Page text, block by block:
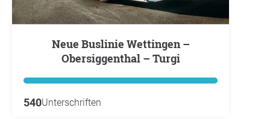
Neue Buslinie Wettingen –
Obersiggenthal – Turgi
540Unterschriften